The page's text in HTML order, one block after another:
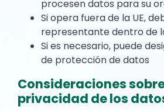
procesen datos para su
Si opera fuera de la UE,
representante dentro de
Si es necesario, puede
de protección de datos
Consideraciones
privacidad de los